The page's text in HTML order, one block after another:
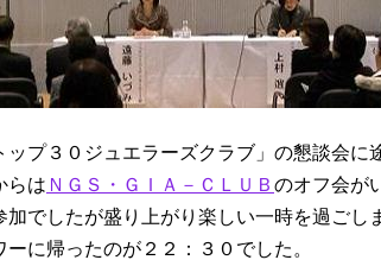
ップ３０ジュエラーズクラブ」の懇談会に
らは ＮＧＳ・ＧＩＡ－ＣＬＵＢ のオフ会が
加でしたが盛り上がり楽しい一時を過ごし
に帰ったのが２２：３０でした。